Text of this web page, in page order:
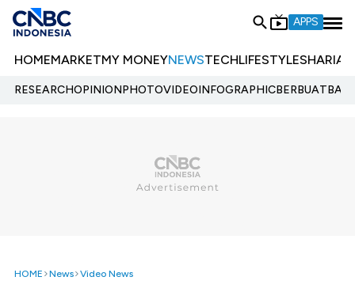
APPS
HOMEMARKETMY MONEYNEWSTECHLIFESTYLESHARIA
RESEARCHOPINIONPHOTOVIDEOINFOGRAPHIC
HOME News Video News